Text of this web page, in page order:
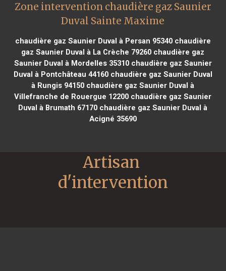
Zone intervention chaudière gaz Saunier
Duval Sainte Maxime
chaudière gaz Saunier Duval à Persan 95340chaudière
gaz Saunier Duval à La Crèche 79260 chaudière gaz
Saunier Duval à Mordelles 35310chaudière gaz Saunier
Duval à Pontchâteau 44160chaudière gaz Saunier Duval
à Rungis 94150 chaudière gaz Saunier Duval à
Villefranche de Rouergue 12200 chaudière gaz Saunier
Duval à Brumath 67170 chaudière gaz Saunier Duval à
Acigné 35690
Artisan
d'intervention